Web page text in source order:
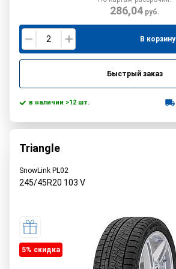
286,04руб.
В корзину
Быстрый заказ
в наличии >12 шт.
Triangle
SnowLink PL02
245/45R20 103 V
5% cкидка